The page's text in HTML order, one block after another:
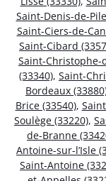
Saint-Denis-de-
Saint-Ciers-de-
Saint-Cibard
Saint-Christophe-
(33340), Saint-
Bordeaux
Brice (33540),
Soulège (33220),
de-Branne
Antoine-sur-l’Isle
Saint-Antoine